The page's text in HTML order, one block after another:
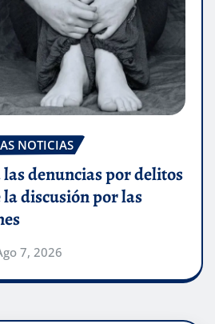
NOTICIAS
denuncias por delitos
la discusión por las
7, 2026